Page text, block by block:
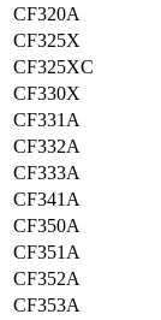
CF320A
CF325X
CF325XC
CF330X
CF331A
CF332A
CF333A
CF341A
CF350A
CF351A
CF352A
CF353A